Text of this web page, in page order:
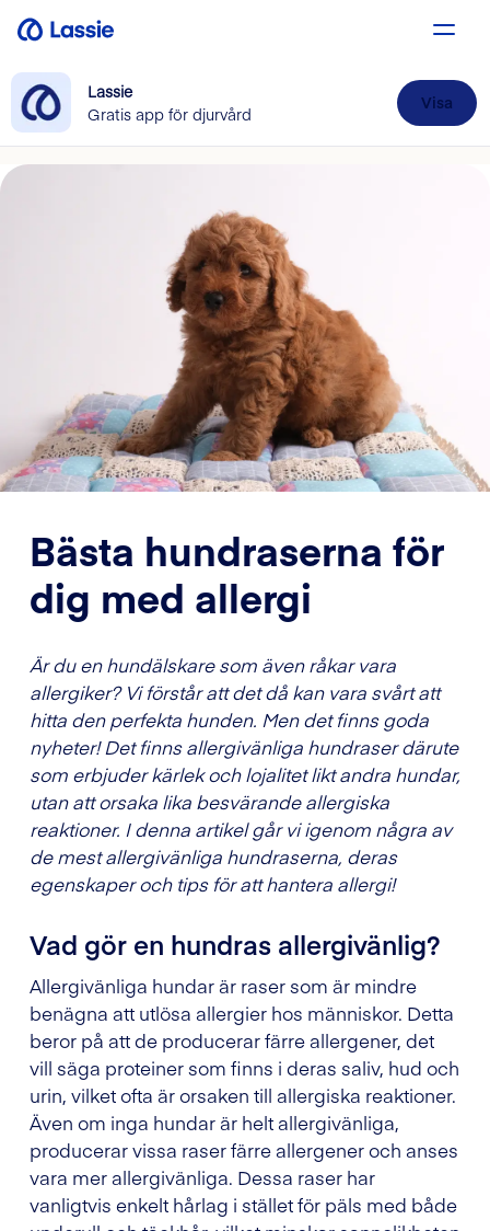
Lassie
Gratis app för djurvård
Visa
Bästa hundraserna för
dig med allergi
Är du en hundälskare som även råkar vara
allergiker? Vi förstår att det då kan vara svårt att
hitta den perfekta hunden. Men det finns goda
nyheter! Det finns allergivänliga hundraser därute
som erbjuder kärlek och lojalitet likt andra hundar,
utan att orsaka lika besvärande allergiska
reaktioner. I denna artikel går vi igenom några av
de mest allergivänliga hundraserna, deras
egenskaper och tips för att hantera allergi!
Vad gör en hundras allergivänlig?
Allergivänliga hundar är raser som är mindre
benägna att utlösa allergier hos människor. Detta
beror på att de producerar färre allergener, det
vill säga proteiner som finns i deras saliv, hud och
urin, vilket ofta är orsaken till allergiska reaktioner.
Även om inga hundar är helt allergivänliga,
producerar vissa raser färre allergener och anses
vara mer allergivänliga. Dessa raser har
vanligtvis enkelt hårlag i stället för päls med både